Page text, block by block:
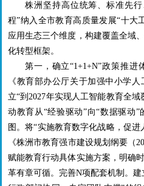
株洲坚持高位统筹、标准先
程”纳入全市教育高质量发展“十大
应用生态三个维度，构建覆盖全域
化转型框架。
第一，确立“1+1+N”政策推进
《教育部办公厅关于加强中小学
立“到2027年实现人工智能教育全域
动教育从“经验驱动”向“数据驱动
图。将“实施教育数字化战略，促
《株洲市教育强市建设规划纲要（
赋能教育行动具体实施方案，明确
革有章可循。完善N项配套机制。建